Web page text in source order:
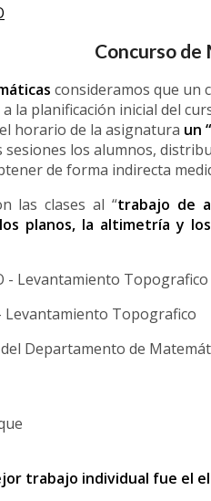
Concurso de
consideramos que un
la planificación inicial del
horario de la asignatura un
sesiones los alumnos,
de forma indirecta
las clases al “trabajo de
planos, la altimetría y
Levantamiento Topografico
Departamento de
trabajo individual fue el